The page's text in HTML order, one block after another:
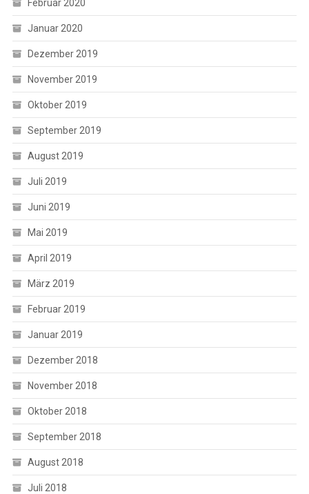
Februar 2020
Januar 2020
Dezember 2019
November 2019
Oktober 2019
September 2019
August 2019
Juli 2019
Juni 2019
Mai 2019
April 2019
März 2019
Februar 2019
Januar 2019
Dezember 2018
November 2018
Oktober 2018
September 2018
August 2018
Juli 2018